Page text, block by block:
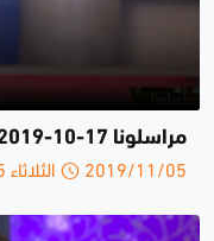
مراسلونا 17-10-2019
2019/11/05 الثلاثاء 11:25 ص